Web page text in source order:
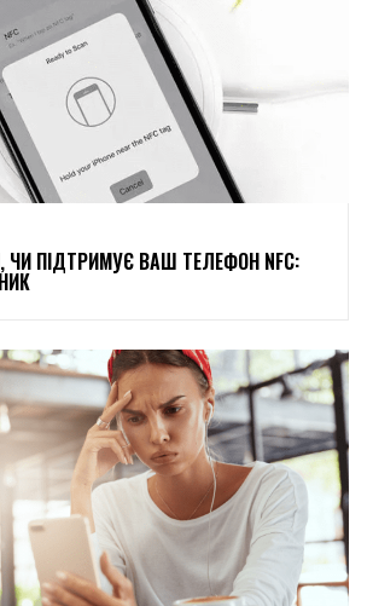
ЧИ ПІДТРИМУЄ ВАШ ТЕЛЕФОН NFC: